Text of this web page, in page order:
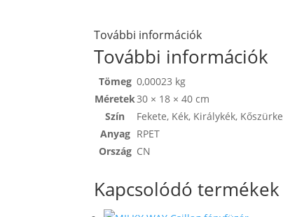
További információk
További információk
Tömeg 0,00023 kg
Méretek30 × 18 × 40 cm
Szín
Fekete, Kék, Királykék, Kőszürke
Anyag RPET
Ország CN
Kapcsolódó termékek